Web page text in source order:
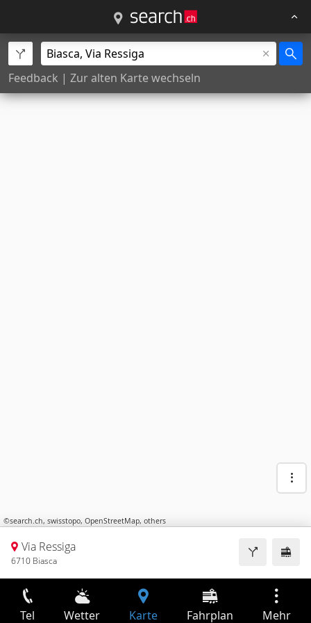
Feedback | Zur alten Karte wechseln
©search.ch, swisstopo, OpenStreetMap, others
Via Ressiga
6710 Biasca
Tel Wetter Karte Fahrplan Mehr